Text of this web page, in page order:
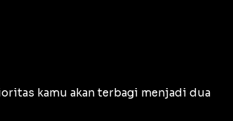
kamu akan terbagi menjadi dua